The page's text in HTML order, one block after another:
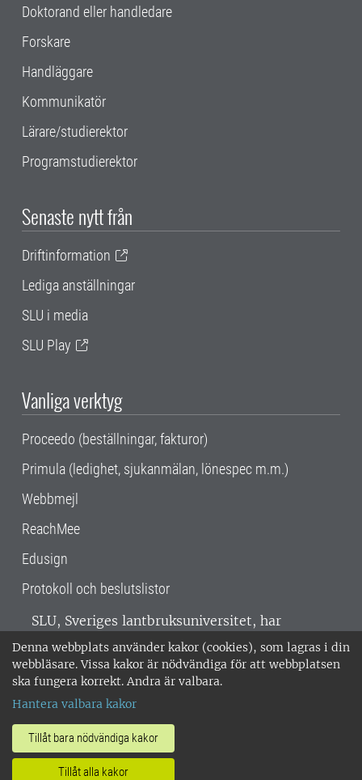
Denna webbplats använder kakor (cookies), som lagras i din
webbläsare. Vissa kakor är nödvändiga för att webbplatsen
ska fungera korrekt. Andra är valbara.
Hantera valbara kakor
Tillåt bara nödvändiga kakor
Tillåt alla kakor
Doktorand eller handledare
Forskare
Handläggare
Kommunikatör
Lärare/studierektor
Programstudierektor
Senaste nytt från
Driftinformation
Lediga anställningar
SLU i media
SLU Play
Vanliga verktyg
Proceedo (beställningar, fakturor)
Primula (ledighet, sjukanmälan, lönespec m.m.)
Webbmejl
ReachMee
Edusign
Protokoll och beslutslistor
SLU, Sveriges lantbruksuniversitet, har
verksamhet över hela Sverige. Huvudorter är
Alnarp, Uppsala och Umeå.SLU är
miljöcertifierat enligt ISO 14001. •
018-67 10 00 • Org nr: 202100-2817 •
Om SLU:s webbplatser
•Hantera kakor•Behandling av
personuppgifter